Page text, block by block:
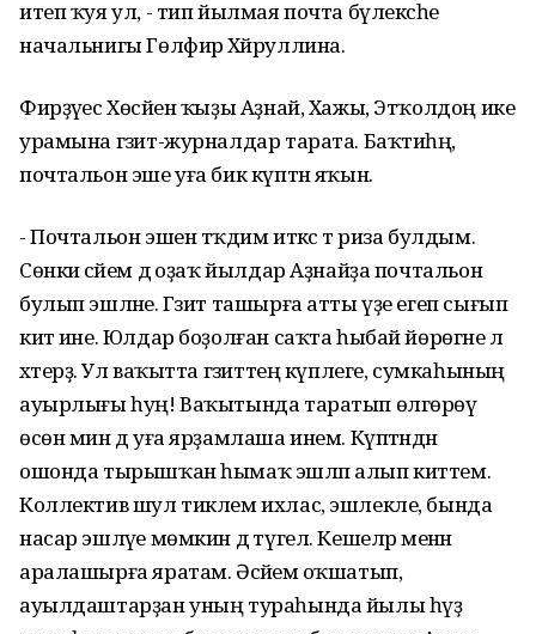
итеп ҡуя ул, - тип йылмая почта бүлексәһе
начальнигы Гөлфирә Хәйруллина.
Фирҙәүес Хөсәйен ҡыҙы Аҙнай, Хажы, Этҡолдоң ике
урамына гәзит-журналдар тарата. Баҡтиһәң,
почтальон эше уға бик күптән яҡын.
- Почтальон эшен тәҡдим иткәс тә риза булдым.
Сөнки әсәйем дә оҙаҡ йылдар Аҙнайҙа почтальон
булып эшләне. Гәзит ташырға атты үҙе егеп сығып
китә ине. Юлдар боҙолған саҡта һыбай йөрөгәне лә
хәтерҙә. Ул ваҡытта гәзиттең күплеге, сумкаһының
ауырлығы һуң! Ваҡытында таратып өлгөрөү
өсөн мин дә уға ярҙамлаша инем. Күптәндән
ошонда тырышҡан һымаҡ эшләп алып киттем.
Коллектив шул тиклем ихлас, эшлекле, бында
насар эшләүе мөмкин дә түгел. Кешеләр менән
аралашырға яратам. Әсәйемә оҡшатып,
ауылдаштарҙан уның тураһында йылы һүҙ